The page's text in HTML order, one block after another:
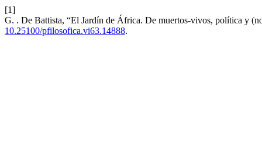
[1]
G. . De Battista, “El Jardín de África. De muertos-vivos, política y
10.25100/pfilosofica.vi63.14888.